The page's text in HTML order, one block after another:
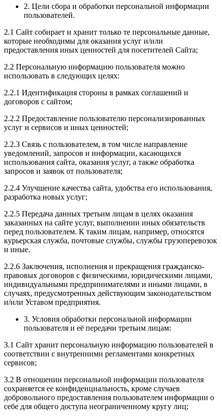
2. Цели сбора и обработки персональной информации
пользователей.
2.1 Сайт собирает и хранит только те персональные данные,
которые необходимы для оказания услуг и/или
предоставления иных ценностей для посетителей Сайта;
2.2 Персональную информацию пользователя можно
использовать в следующих целях:
2.2.1 Идентификация стороны в рамках соглашений и
договоров с сайтом;
2.2.2 Предоставление пользователю персонализированных
услуг и сервисов и иных ценностей;
2.2.3 Связь с пользователем, в том числе направление
уведомлений, запросов и информации, касающихся
использования сайта, оказания услуг, а также обработка
запросов и заявок от пользователя;
2.2.4 Улучшение качества сайта, удобства его использования,
разработка новых услуг;
2.2.5 Передача данных третьим лицам в целях оказания
заказанных на сайте услуг, выполнении иных обязательств
перед пользователем. К таким лицам, например, относятся
курьерская служба, почтовые службы, службы грузоперевозок
и иные.
2.2.6 Заключения, исполнения и прекращения гражданско-
правовых договоров с физическими, юридическими лицами,
индивидуальными предпринимателями и иными лицами, в
случаях, предусмотренных действующим законодательством
и/или Уставом предприятия.
3. Условия обработки персональной информации
пользователя и её передачи третьим лицам:
3.1 Сайт хранит персональную информацию пользователей в
соответствии с внутренними регламентами конкретных
сервисов;
3.2 В отношении персональной информации пользователя
сохраняется ее конфиденциальность, кроме случаев
добровольного предоставления пользователем информации о
себе для общего доступа неограниченному кругу лиц;